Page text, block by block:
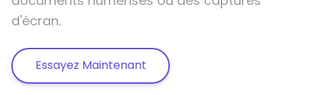
d'écran.
Essayez Maintenant